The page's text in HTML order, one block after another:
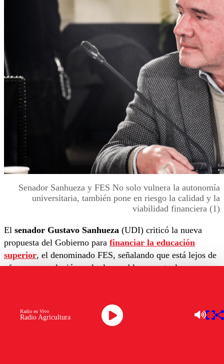
Senador Sanhueza y FES No solo vulnera la autonomía
universitaria, también pone en riesgo la calidad y la
viabilidad financiera (1)
El senador Gustavo Sanhueza (UDI) criticó la nueva
propuesta del Gobierno para financiar la educación
superior, el denominado FES, señalando que está lejos de
ofrecer una solución real a los problemas actuales.
disfrazado de apoyo, pero que en realidad impone una
carga adicional sobre los graduados”, afirmó el legislador,
Radio Agricultura
Radio en Vivo